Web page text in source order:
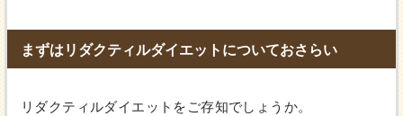
まずはリダクティルダイエットについておさらい
リダクティルダイエットをご存知でしょうか。